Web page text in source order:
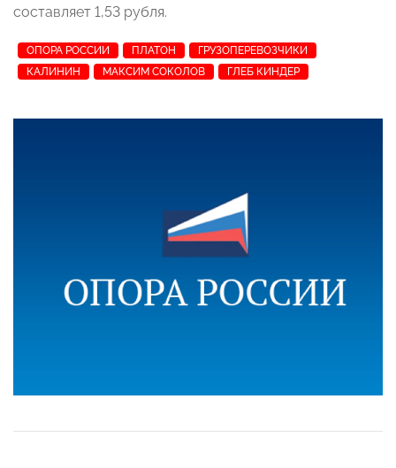
составляет 1,53 рубля.
ОПОРА РОССИИ ПЛАТОН
ГРУЗОПЕРЕВОЗЧИКИ
КАЛИНИН
МАКСИМ СОКОЛОВ ГЛЕБ КИНДЕР